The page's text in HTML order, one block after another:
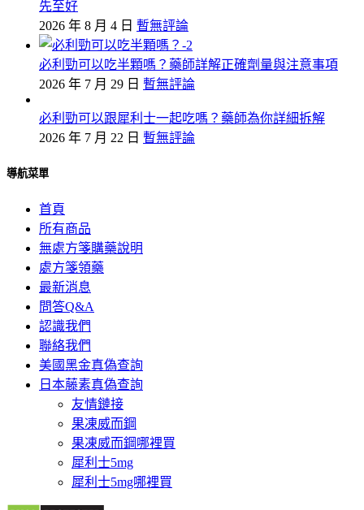
先至好
2026 年 8 月 4 日 暫無評論
必利勁可以吃半顆嗎？藥師詳解正確劑量與注意事項
2026 年 7 月 29 日 暫無評論
必利勁可以跟犀利士一起吃嗎？藥師為你詳細拆解
2026 年 7 月 22 日 暫無評論
導航菜單
首頁
所有商品
無處方箋購藥說明
處方箋領藥
最新消息
問答Q&A
認識我們
聯絡我們
美國黑金真偽查詢
日本藤素真偽查詢
友情鏈接
果凍威而鋼
果凍威而鋼哪裡買
犀利士5mg
犀利士5mg哪裡買